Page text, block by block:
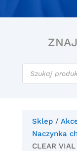
Wyszukiwarka
produktów
Sklep/
Naczynka
CLEAR